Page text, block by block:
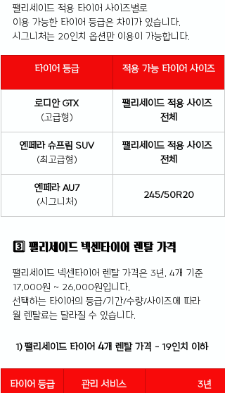
팰리세이드 적용 타이어 사이즈별로
이용 가능한 타이어 등급은 차이가 있습니다.
시그니처는 20인치 옵션만 이용이 가능합니다.
타이어 등급 적용 가능 타이어 사이즈
로디안 GTX
(고급형)
팰리세이드 적용 사이즈
전체
엔페라 슈프림 SUV
(최고급형)
팰리세이드 적용 사이즈
전체
엔페라 AU7
(시그니처)
245/50R20
3️⃣ 팰리세이드 넥센타이어 렌탈 가격
팰리세이드 넥센타이어 렌탈 가격은 3년, 4개 기준
17,000원 ~ 26,000원입니다.
선택하는 타이어의 등급/기간/수량/사이즈에 따라
월 렌탈료는 달라질 수 있습니다.
1) 팰리세이드 타이어 4개 렌탈 가격 - 19인치 이하
타이어 등급 관리 서비스 3년